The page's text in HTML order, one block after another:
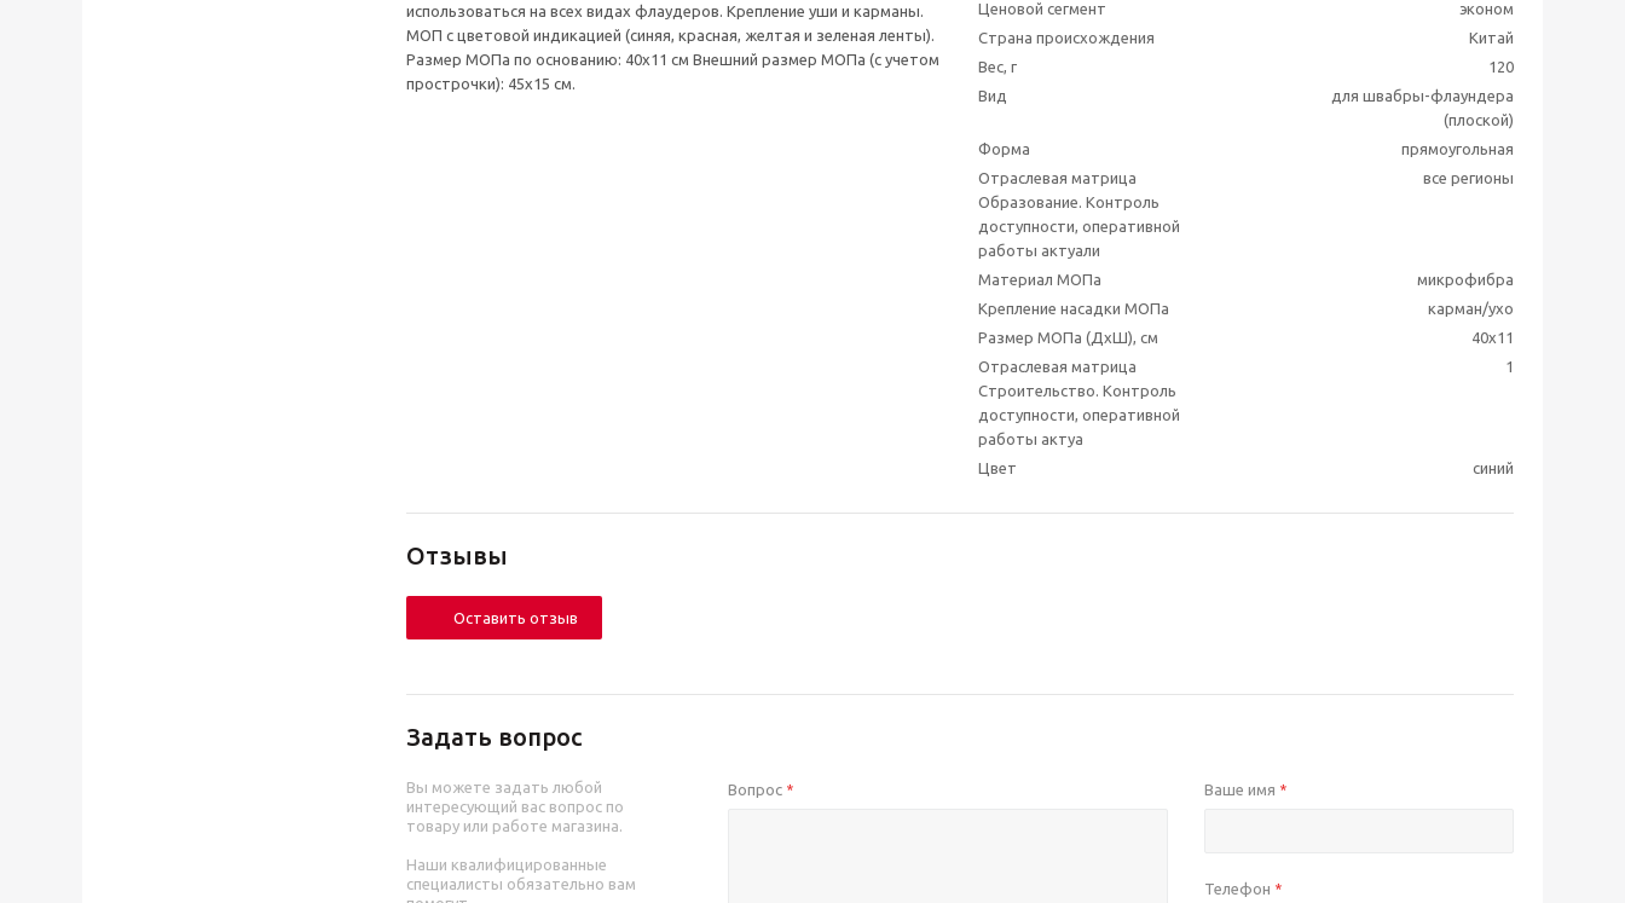
использоваться на всех видах флаудеров. Крепление уши и карманы.
МОП с цветовой индикацией (синяя, красная, желтая и зеленая ленты).
Размер МОПа по основанию: 40x11 см Внешний размер МОПа (с учетом
прострочки): 45x15 см.
Ценовой сегмент
эконом
Страна происхождения
Китай
Вес, г
120
Вид
для швабры-флаундера
(плоской)
Форма
прямоугольная
Отраслевая матрица
Образование. Контроль
доступности, оперативной
работы актуали
все регионы
Материал МОПа
микрофибра
Крепление насадки МОПа
карман/ухо
Размер МОПа (ДхШ), см
40x11
Отраслевая матрица
Строительство. Контроль
доступности, оперативной
работы актуа
1
Цвет синий
Отзывы
Оставить отзыв
Задать вопрос
Вы можете задать любой
интересующий вас вопрос по
товару или работе магазина.
Наши квалифицированные
специалисты обязательно вам
Вопрос * Ваше имя *
Телефон *